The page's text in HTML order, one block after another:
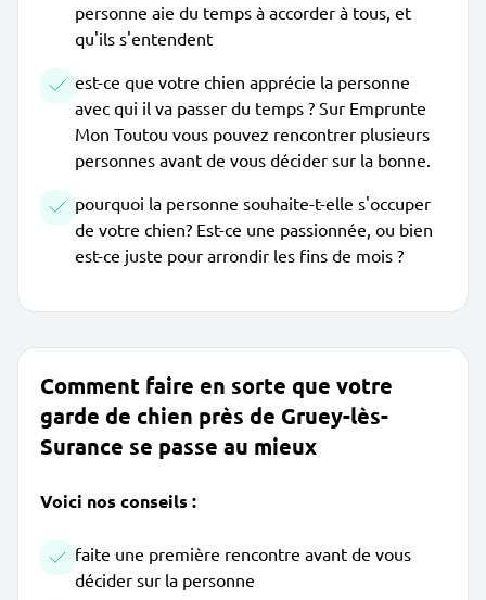
personne aie du temps à accorder à tous, et
qu'ils s'entendent
est-ce que votre chien apprécie la personne
avec qui il va passer du temps ? Sur Emprunte
Mon Toutou vous pouvez rencontrer plusieurs
personnes avant de vous décider sur la bonne.
pourquoi la personne souhaite-t-elle s'occuper
de votre chien? Est-ce une passionnée, ou bien
est-ce juste pour arrondir les fins de mois ?
Comment faire en sorte que votre
garde de chien près de Gruey-lès-
Surance se passe au mieux
Voici nos conseils :
faite une première rencontre avant de vous
décider sur la personne